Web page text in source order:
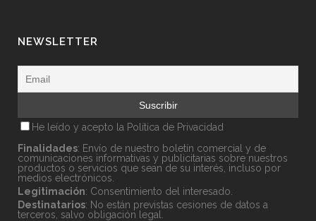
NEWSLETTER
He leído y acepto la Política de Privacidad
Finalidades: Envío de nuestro boletín comercial y de
comunicaciones informativas y publicitarias sobre nuestros
productos o servicios que sean de su interés, incluso por
medios electrónicos.
Legitimación: Consentimiento del interesado.
Destinatarios: No están previstas cesiones de datos a
terceros, salvo obligación legal.